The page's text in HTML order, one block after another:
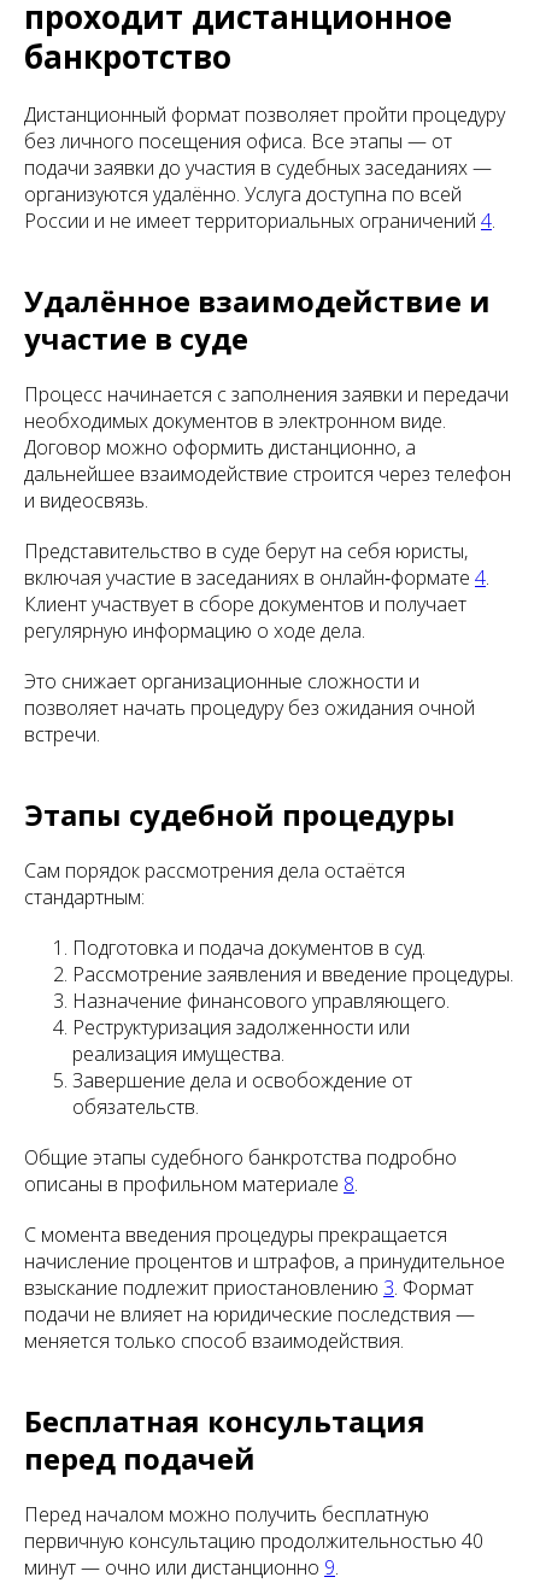
проходит дистанционное
банкротство
Дистанционный формат позволяет пройти процедуру
без личного посещения офиса. Все этапы — от
подачи заявки до участия в судебных заседаниях —
организуются удалённо. Услуга доступна по всей
России и не имеет территориальных ограничений 4.
Удалённое взаимодействие и
участие в суде
Процесс начинается с заполнения заявки и передачи
необходимых документов в электронном виде.
Договор можно оформить дистанционно, а
дальнейшее взаимодействие строится через телефон
и видеосвязь.
Представительство в суде берут на себя юристы,
включая участие в заседаниях в онлайн‑формате 4.
Клиент участвует в сборе документов и получает
регулярную информацию о ходе дела.
Это снижает организационные сложности и
позволяет начать процедуру без ожидания очной
встречи.
Этапы судебной процедуры
Сам порядок рассмотрения дела остаётся
стандартным:
Подготовка и подача документов в суд.
Рассмотрение заявления и введение процедуры.
Назначение финансового управляющего.
Реструктуризация задолженности или
реализация имущества.
Завершение дела и освобождение от
обязательств.
Общие этапы судебного банкротства подробно
описаны в профильном материале 8.
С момента введения процедуры прекращается
начисление процентов и штрафов, а принудительное
взыскание подлежит приостановлению 3. Формат
подачи не влияет на юридические последствия —
меняется только способ взаимодействия.
Бесплатная консультация
перед подачей
Перед началом можно получить бесплатную
первичную консультацию продолжительностью 40
минут — очно или дистанционно 9.